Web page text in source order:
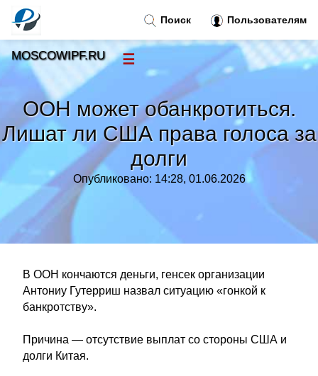
ООН может обанкротиться.
Лишат ли США права голоса за
долги
Опубликовано: 14:28, 01.06.2026
В ООН кончаются деньги, генсек организации
Антониу Гутерриш назвал ситуацию «гонкой к
банкротству».
Причина — отсутствие выплат со стороны США и
долги Китая.
Поиск Пользователям
MOSCOWIPF.RU ☰
Новости
Тренды новостей»
»
Правила »
Контакт»